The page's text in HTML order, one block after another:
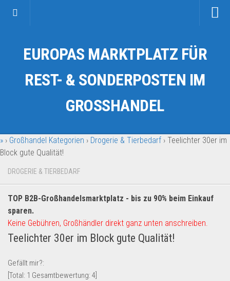
Kategorien
Auto & Motorrad
Fahrzeuge & Transport
Garten & Werkzeug
Geschäft, Büro & Schreibwaren
Geschenkartikel
Handy und Smartphone
Kosmetik & Pflege
Lebensmittel & Getränke
Multimedia & Elektro
Münzen
EUROPAS MARKTPLATZ FÜR
REST- & SONDERPOSTEN IM
GROSSHANDEL
» › Großhandel Kategorien › Drogerie & Tierbedarf › Teelichter 30er im
Block gute Qualität!
DROGERIE & TIERBEDARF
TOP B2B-Großhandelsmarktplatz - bis zu 90% beim Einkauf
sparen.
Keine Gebühren, Großhändler direkt ganz unten anschreiben.
Teelichter 30er im Block gute Qualität!
Gefällt mir?:
[Total: 1 Gesamtbewertung: 4